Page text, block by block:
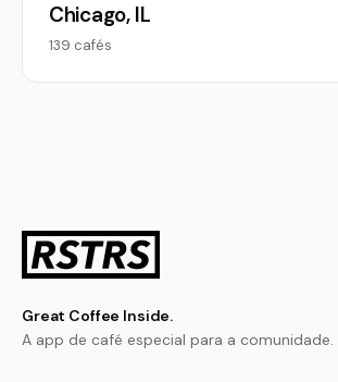
Chicago, IL
139 cafés
Great Coffee Inside.
A app de café especial para a comunidade.